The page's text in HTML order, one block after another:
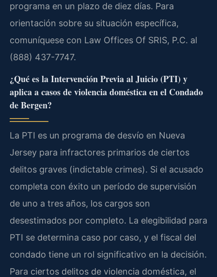
programa en un plazo de diez días. Para
orientación sobre su situación específica,
comuníquese con Law Offices Of SRIS, P.C. al
(888) 437-7747.
¿Qué es la Intervención Previa al Juicio (PTI) y
aplica a casos de violencia doméstica en el Condado
de Bergen?
La PTI es un programa de desvío en Nueva
Jersey para infractores primarios de ciertos
delitos graves (indictable crimes). Si el acusado
completa con éxito un período de supervisión
de uno a tres años, los cargos son
desestimados por completo. La elegibilidad para
PTI se determina caso por caso, y el fiscal del
condado tiene un rol significativo en la decisión.
Para ciertos delitos de violencia doméstica, el